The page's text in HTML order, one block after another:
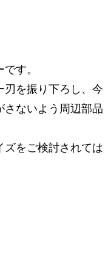
す。
刃を振り下ろし、今
さないよう周辺部品
ズをご検討されては